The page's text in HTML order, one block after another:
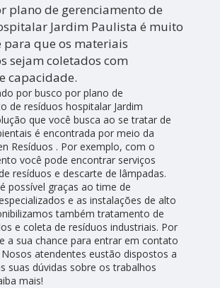
plano de gerenciamento de
Jardim Paulista é muito
que os materiais
sejam coletados com
capacidade.
por busco por plano de
de resíduos hospitalar Jardim
que você busca ao se tratar de
é encontrada por meio da
Resíduos . Por exemplo, com o
você pode encontrar serviços
resíduos e descarte de lâmpadas.
possível graças ao time de
e as instalações de alto
também tratamento de
e coleta de resíduos industriais. Por
a sua chance para entrar em contato
atendentes eustão dispostos a
suas dúvidas sobre os trabalhos
mais!